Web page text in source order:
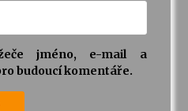
jméno, e-mail a
budoucí komentáře.